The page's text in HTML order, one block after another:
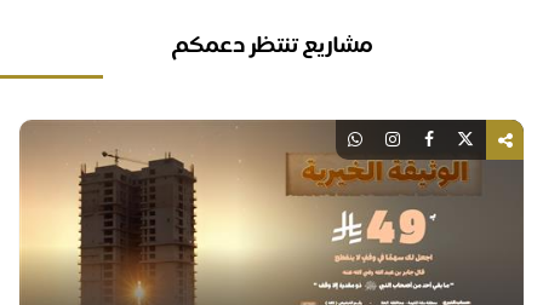
مشاريع تنتظر دعمكم